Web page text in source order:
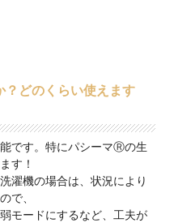
？どのくらい使えます
です。特にパシーマⓇの生
す！
濯機の場合は、状況により
で、
モードにするなど、工夫が